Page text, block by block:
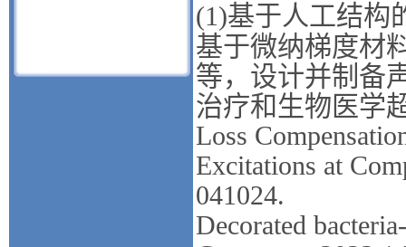
(1)基于人工结构
基于微纳梯度材
等，设计并制备
治疗和生物医学
Loss
Excitations at
041024.
Decorated